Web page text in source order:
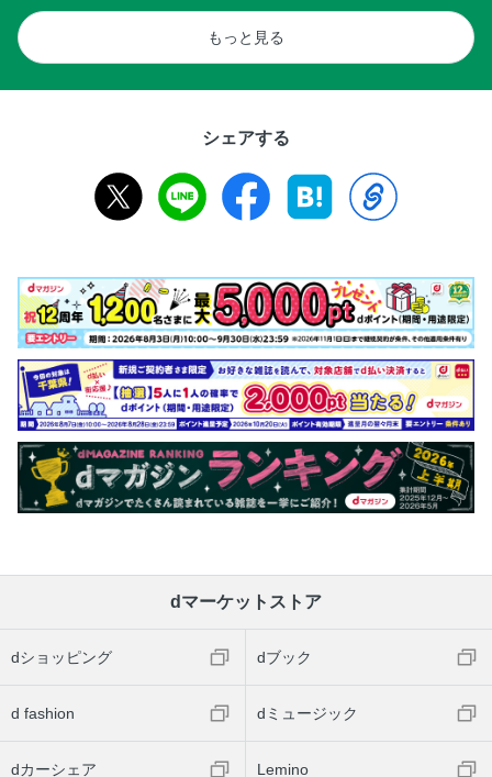
もっと見る
シェアする
dマーケットストア
dショッピング dブック
d fashion dミュージック
dカーシェア Lemino